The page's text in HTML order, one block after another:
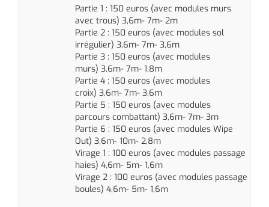
Partie 1 : 150 euros (avec modules murs
avec trous) 3,6m- 7m- 2m
Partie 2 : 150 euros (avec modules sol
irrégulier) 3,6m- 7m- 3,6m
Partie 3 : 150 euros (avec modules
murs) 3,6m- 7m- 1,8m
Partie 4 : 150 euros (avec modules
croix) 3,6m- 7m- 3,6m
Partie 5 : 150 euros (avec modules
parcours combattant) 3,6m- 7m- 3m
Partie 6 : 150 euros (avec modules Wipe
Out) 3,6m- 10m- 2,8m
Virage 1 : 100 euros (avec modules passage
haies) 4,6m- 5m- 1,6m
Virage 2 : 100 euros (avec modules passage
boules) 4,6m- 5m- 1,6m